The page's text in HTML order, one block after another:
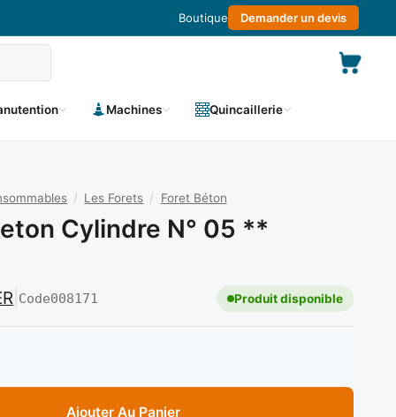
Boutique Demander un devis
Machines Quincaillerie
/ Les Forets / Foret Béton
Cylindre N° 05 **
Code008171 Produit disponible
Ajouter Au Panier